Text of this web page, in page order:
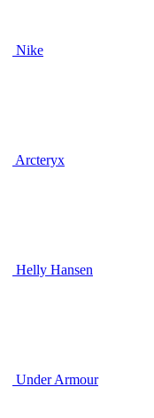
Nike
Arcteryx
Helly Hansen
Under Armour